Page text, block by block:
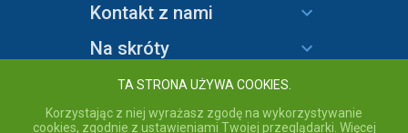
Kontakt z nami
Na skróty
Informacje
TA STRONA UŻYWA COOKIES.
Korzystając z niej wyrażasz zgodę na wykorzystywanie
cookies, zgodnie z ustawieniami Twojej przeglądarki. Więcej